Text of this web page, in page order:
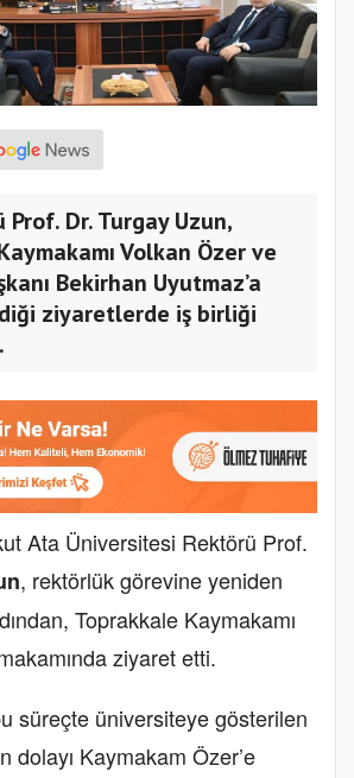
Prof. Dr. Turgay Uzun,
Volkan Özer ve
Bekirhan Uyutmaz’a
ziyaretlerde iş birliği
Ata Üniversitesi Rektörü Prof.
, rektörlük görevine yeniden
Toprakkale Kaymakamı
ziyaret etti.
süreçte üniversiteye gösterilen
dolayı Kaymakam Özer’e